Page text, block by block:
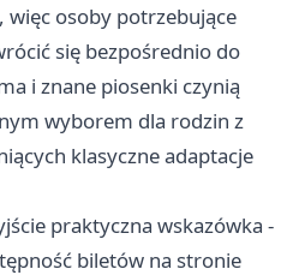
więc osoby potrzebujące
się bezpośrednio do
i znane piosenki czynią
wyborem dla rodzin z
klasyczne adaptacje
praktyczna wskazówka -
biletów na stronie